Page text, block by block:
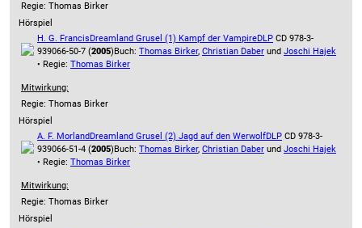
Regie: Thomas Birker
Hörspiel
H. G. FrancisDreamland Grusel (1) Kampf der VampireDLP CD 978-3-
939066-50-7 (2005)Buch: Thomas Birker, Christian Daber und Joschi Hajek
• Regie: Thomas Birker
Mitwirkung:
Regie: Thomas Birker
Hörspiel
A. F. MorlandDreamland Grusel (2) Jagd auf den WerwolfDLP CD 978-3-
939066-51-4 (2005)Buch: Thomas Birker, Christian Daber und Joschi Hajek
• Regie: Thomas Birker
Mitwirkung:
Regie: Thomas Birker
Hörspiel